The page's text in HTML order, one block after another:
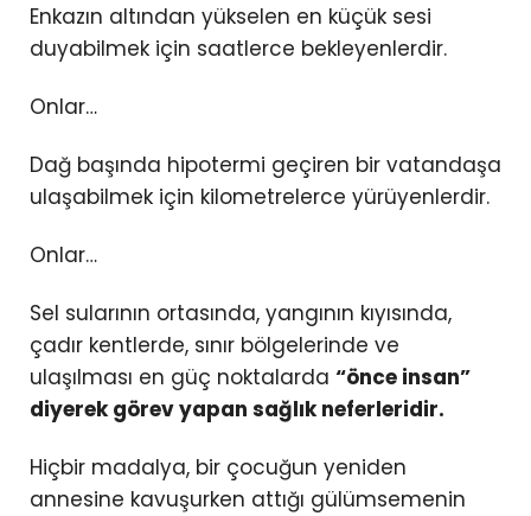
Enkazın altından yükselen en küçük sesi
duyabilmek için saatlerce bekleyenlerdir.
Onlar…
Dağ başında hipotermi geçiren bir vatandaşa
ulaşabilmek için kilometrelerce yürüyenlerdir.
Onlar…
Sel sularının ortasında, yangının kıyısında,
çadır kentlerde, sınır bölgelerinde ve
ulaşılması en güç noktalarda “önce insan”
diyerek görev yapan sağlık neferleridir.
Hiçbir madalya, bir çocuğun yeniden
annesine kavuşurken attığı gülümsemenin